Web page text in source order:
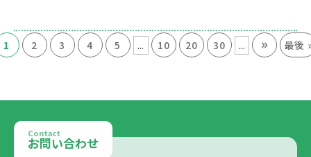
1 2 3 4 5 ... 10 20 30 ... » 最後
Contact
お問い合わせ